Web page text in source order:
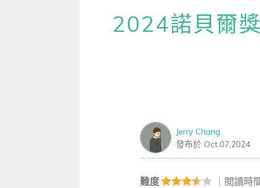
數位學習 ｜數位訂閱 / 線上課程 hot
升科大四技大專系列
TOEIC Bridge多益普級
初級全民英檢
高效學習計畫表
每日 Quiz 複習區
[閱讀] 入門·生活會話
寫作·題型攻略
職場·商務應用
[閱讀] 高階、進階閱讀
2024諾貝爾
Jerry Chang
發布於 Oct.07,2024
難度 ｜閱讀時